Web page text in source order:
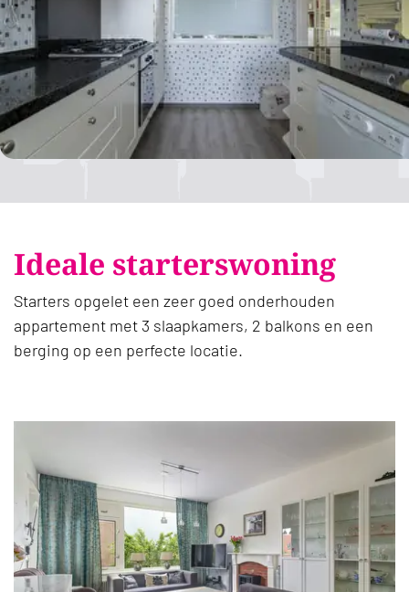
Ideale starterswoning
Starters opgelet een zeer goed onderhouden
appartement met 3 slaapkamers, 2 balkons en een
berging op een perfecte locatie.